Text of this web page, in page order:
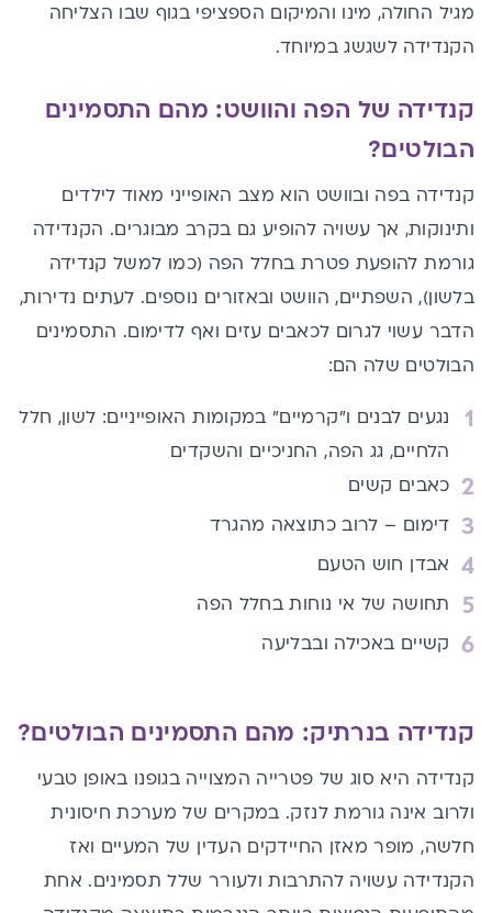
מגיל החולה, מינו והמיקום הספציפי בגוף שבו הצליחה
הקנדידה לשגשג במיוחד.
קנדידה של הפה והוושט: מהם התסמינים
הבולטים?
קנדידה בפה ובוושט הוא מצב האופייני מאוד לילדים
ותינוקות, אך עשויה להופיע גם בקרב מבוגרים. הקנדידה
גורמת להופעת פטרת בחלל הפה (כמו למשל קנדידה
בלשון), השפתיים, הוושט ובאזורים נוספים. לעתים נדירות,
הדבר עשוי לגרום לכאבים עזים ואף לדימום. התסמינים
הבולטים שלה הם:
נגעים לבנים ו"קרמיים" במקומות האופייניים: לשון, חלל
הלחיים, גג הפה, החניכיים והשקדים
כאבים קשים
דימום – לרוב כתוצאה מהגרד
אבדן חוש הטעם
תחושה של אי נוחות בחלל הפה
קשיים באכילה ובבליעה
קנדידה בנרתיק: מהם התסמינים הבולטים?
קנדידה היא סוג של פטרייה המצוייה בגופנו באופן טבעי
ולרוב אינה גורמת לנזק. במקרים של מערכת חיסונית
חלשה, מופר מאזן החיידקים העדין של המעיים ואז
הקנדידה עשויה להתרבות ולעורר שלל תסמינים. אחת